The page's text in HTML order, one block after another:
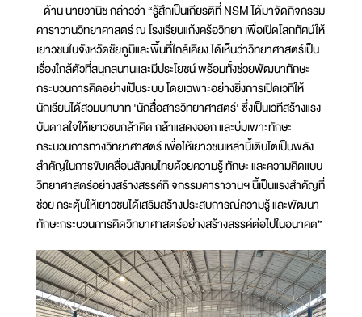
ด้าน นายวานิช กล่าวว่า “รู้สึกเป็นเกียรติที่ NSM ได้มาจัดกิจกรรม
คาราวานวิทยาศาสตร์ ณ โรงเรียนแก้งคร้อวิทยา เพื่อเปิดโลกทัศน์ให้
เยาวชนในจังหวัดชัยภูมิและพื้นที่ใกล้เคียง ได้เห็นว่าวิทยาศาสตร์เป็น
เรื่องใกล้ตัวที่สนุกสนานและมีประโยชน์ พร้อมทั้งช่วยพัฒนาทักษะ
กระบวนการคิดอย่างเป็นระบบ โดยเฉพาะอย่างยิ่งการเปิดเวทีให้
นักเรียนได้สวมบทบาท 'นักสื่อสารวิทยาศาสตร์' ซึ่งเป็นเวทีสร้างแรง
บันดาลใจให้เยาวชนกล้าคิด กล้าแสดงออก และบ่มเพาะทักษะ
กระบวนการทางวิทยาศาสตร์ เพื่อให้เยาวชนเหล่านี้เติบโตเป็นพลัง
สำคัญในการขับเคลื่อนสังคมไทยด้วยความรู้ ทักษะ และความคิดแบบ
วิทยาศาสตร์อย่างสร้างสรรค์กิ จกรรมคาราวานฯ นี้เป็นแรงสำคัญที่
ช่วย กระตุ้นให้เยาวชนได้เสริมสร้างประสบการณ์ความรู้ และพัฒนา
ทักษะกระบวนการคิดวิทยาศาสตร์อย่างสร้างสรรค์ต่อไปในอนาคต”